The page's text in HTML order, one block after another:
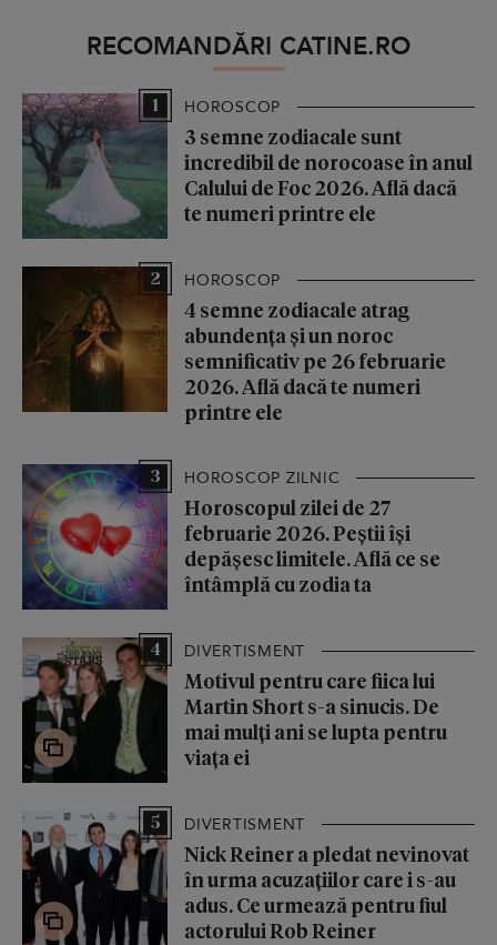
RECOMANDĂRI CATINE.RO
1 HOROSCOP
3 semne zodiacale sunt
incredibil de norocoase în anul
Calului de Foc 2026. Află dacă
te numeri printre ele
2 HOROSCOP
4 semne zodiacale atrag
abundența și un noroc
semnificativ pe 26 februarie
2026. Află dacă te numeri
printre ele
3 HOROSCOP ZILNIC
Horoscopul zilei de 27
februarie 2026. Peștii își
depășesc limitele. Află ce se
întâmplă cu zodia ta
4 DIVERTISMENT
Motivul pentru care fiica lui
Martin Short s-a sinucis. De
mai mulți ani se lupta pentru
viața ei
5 DIVERTISMENT
Nick Reiner a pledat nevinovat
în urma acuzațiilor care i s-au
adus. Ce urmează pentru fiul
actorului Rob Reiner